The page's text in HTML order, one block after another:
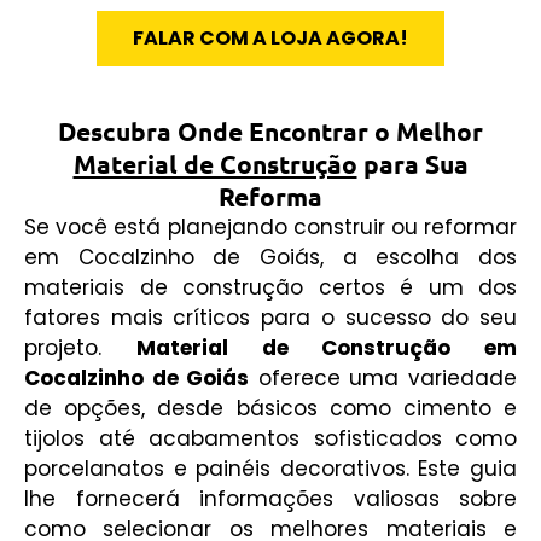
FALAR COM A LOJA AGORA!
Descubra Onde Encontrar o Melhor
Material de Construção para Sua
Reforma
Se você está planejando construir ou reformar
em Cocalzinho de Goiás, a escolha dos
materiais de construção certos é um dos
fatores mais críticos para o sucesso do seu
projeto. Material de Construção em
Cocalzinho de Goiás oferece uma variedade
de opções, desde básicos como cimento e
tijolos até acabamentos sofisticados como
porcelanatos e painéis decorativos. Este guia
lhe fornecerá informações valiosas sobre
como selecionar os melhores materiais e